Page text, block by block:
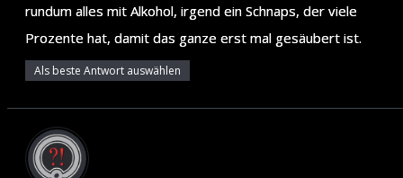
rundum alles mit Alkohol, irgend ein Schnaps, der viele
Prozente hat, damit das ganze erst mal gesäubert ist.
Als beste Antwort auswählen